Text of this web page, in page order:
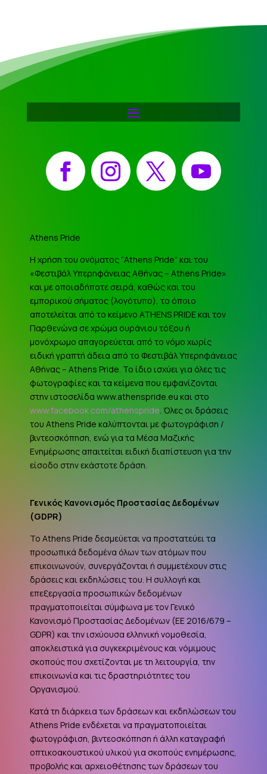
Facebook Instagram X YouTube
Athens Pride
Η χρήση του ονόματος “Athens Pride” και του
«Φεστιβάλ Υπερηφάνειας Αθήνας – Athens Pride»
και με οποιαδήποτε σειρά, καθώς και του
εμπορικού σήματος (λογότυπο), το όποιο
αποτελείται από το κείμενο ATHENS PRIDE και τον
Παρθενώνα σε χρώμα ουράνιου τόξου ή
μονόχρωμο απαγορεύεται από το νόμο χωρίς
ειδική γραπτή άδεια από το Φεστιβάλ Υπερηφάνειας
Αθήνας – Athens Pride. Το ίδιο ισχύει για όλες τις
φωτογραφίες και τα κείμενα που εμφανίζονται
στην ιστοσελίδα www.athenspride.eu και στο
www.facebook.com/athenspride. Όλες οι δράσεις
του Athens Pride καλύπτονται με φωτογράφιση /
βιντεοσκόπηση, ενώ για τα Μέσα Μαζικής
Ενημέρωσης απαιτείται ειδική διαπίστευση για την
είσοδο στην εκάστοτε δράση.
Γενικός Κανονισμός Προστασίας Δεδομένων
(GDPR)
Το Athens Pride δεσμεύεται να προστατεύει τα
προσωπικά δεδομένα όλων των ατόμων που
επικοινωνούν, συνεργάζονται ή συμμετέχουν στις
δράσεις και εκδηλώσεις του. Η συλλογή και
επεξεργασία προσωπικών δεδομένων
πραγματοποιείται σύμφωνα με τον Γενικό
Κανονισμό Προστασίας Δεδομένων (ΕΕ 2016/679 –
GDPR) και την ισχύουσα ελληνική νομοθεσία,
αποκλειστικά για συγκεκριμένους και νόμιμους
σκοπούς που σχετίζονται με τη λειτουργία, την
επικοινωνία και τις δραστηριότητες του
Οργανισμού.
Κατά τη διάρκεια των δράσεων και εκδηλώσεων του
Athens Pride ενδέχεται να πραγματοποιείται
φωτογράφιση, βιντεοσκόπηση ή άλλη καταγραφή
οπτικοακουστικού υλικού για σκοπούς ενημέρωσης,
προβολής και αρχειοθέτησης των δράσεων του